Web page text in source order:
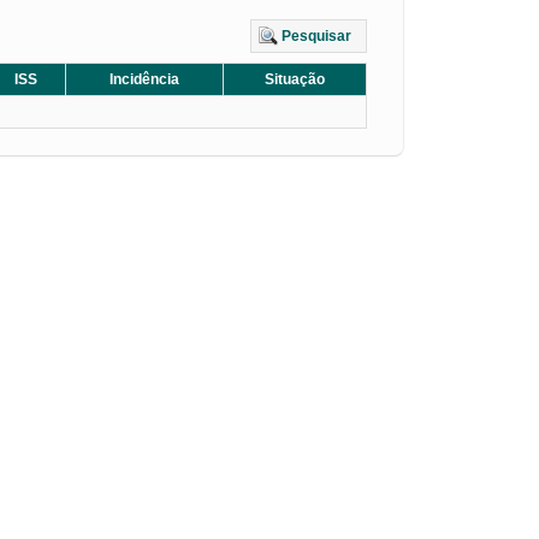
Pesquisar
ISS Incidência
Situação